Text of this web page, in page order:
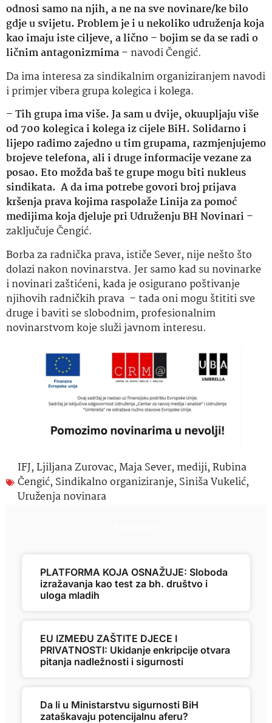
odnosi samo na njih, a ne na sve novinare/ke bilo
gdje u svijetu. Problem je i u nekoliko udruženja koja
kao imaju iste ciljeve, a lično – bojim se da se radi o
ličnim antagonizmima– navodi Čengić.
Da ima interesa za sindikalnim organiziranjem navodi
i primjer vibera grupa kolegica i kolega.
–Tih grupa ima više. Ja sam u dvije, okuupljaju više
od 700 kolegica i kolega iz cijele BiH. Solidarno i
lijepo radimo zajedno u tim grupama, razmjenjujemo
brojeve telefona, ali i druge informacije vezane za
posao. Eto možda baš te grupe mogu biti nukleus
sindikata. A da ima potrebe govori broj prijava
kršenja prava kojima raspolaže Linija za pomoć
medijima koja djeluje pri Udruženju BH Novinari–
zaključuje Čengić.
Borba za radnička prava, ističe Sever, nije nešto što
dolazi nakon novinarstva. Jer samo kad su novinarke
i novinari zaštićeni, kada je osigurano poštivanje
njihovih radničkih prava – tada oni mogu štititi sve
druge i baviti se slobodnim, profesionalnim
novinarstvom koje služi javnom interesu.
IFJ,Ljiljana Zurovac,Maja Sever, mediji,Rubina
Čengić, Sindikalno organiziranje, Siniša Vukelić,
Uruženja novinara
PLATFORMA KOJA OSNAŽUJE: Sloboda
izražavanja kao test za bh. društvo i
uloga mladih
EU IZMEĐU ZAŠTITE DJECE I
PRIVATNOSTI: Ukidanje enkripcije otvara
pitanja nadležnosti i sigurnosti
Da li u Ministarstvu sigurnosti BiH
zataškavaju potencijalnu aferu?